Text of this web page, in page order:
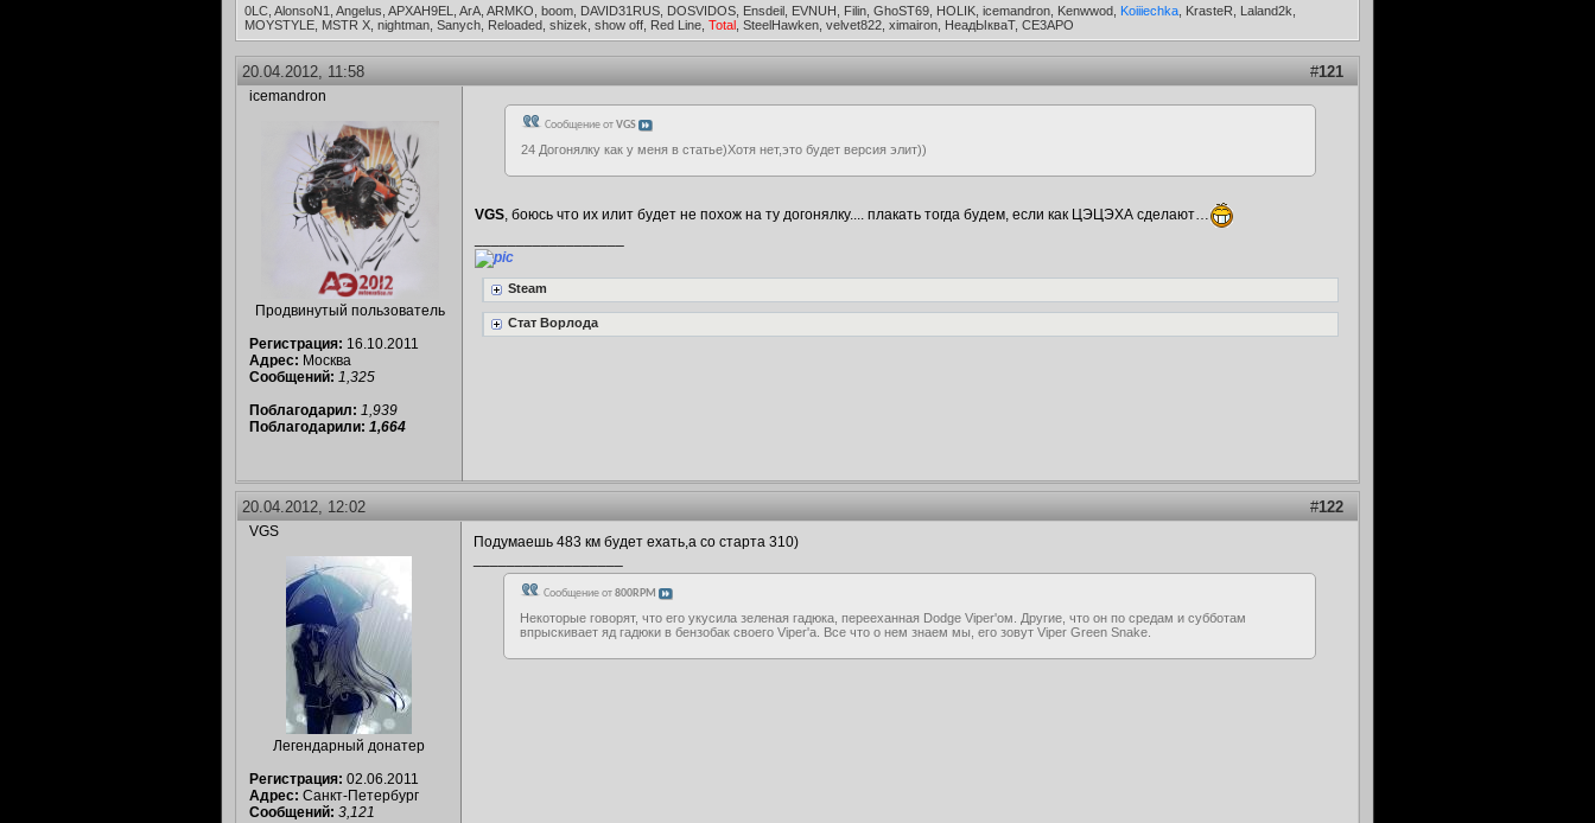
0LC, AlonsoN1, Angelus, APXAH9EL, ArA, ARMKO, boom, DAVID31RUS, DOSVIDOS, Ensdeil, EVNUH, Filin, GhoST69, HOLIK, icemandron, Kenwwod, Koiiiechka , KrasteR, Laland2k,
MOYSTYLE, MSTR X, nightman, Sanych, Reloaded, shizek, show off, Red Line, Total , SteelHawken, velvet822, ximairon, НеадЫкваТ, СЕ3АРО
#121
20.04.2012, 11:58
icemandron
Продвинутый пользователь
Регистрация: 16.10.2011
Адрес: Москва
Сообщений: 1,325
Поблагодарил: 1,939
Поблагодарили: 1,664
Сообщение отVGS
24 Догонялку как у меня в статье)Хотя нет,это будет версия элит))
VGS , боюсь что их илит будет не похож на ту догонялку.... плакать тогда будем, если как ЦЭЦЭХА сделают…
Steam
Стат Ворлода
#122
20.04.2012, 12:02
VGS
Легендарный донатер
Регистрация: 02.06.2011
Адрес: Санкт-Петербург
Сообщений: 3,121
Подумаешь 483 км будет ехать,а со старта 310)
Сообщение от800RPM
Некоторые говорят, что его укусила зеленая гадюка, перееханная Dodge Viper'ом. Другие, что он по средам и субботам
впрыскивает яд гадюки в бензобак своего Viper'а. Все что о нем знаем мы, его зовут Viper Green Snake.